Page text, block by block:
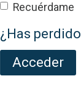
Recuérdame
¿Has